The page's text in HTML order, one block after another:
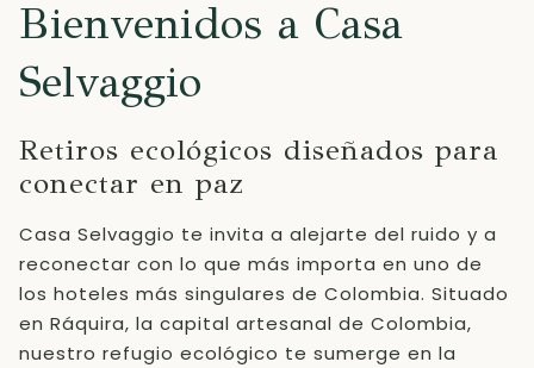
de
la
presentación
diapositivas
en
los
siguientes
se
actualizará
contenido
anterior
Bienvenidos a Casa
Selvaggio
Retiros ecológicos diseñados para
conectar en paz
Casa Selvaggio te invita a alejarte del ruido y a
reconectar con lo que más importa en uno de
los hoteles más singulares de Colombia. Situado
en Ráquira, la capital artesanal de Colombia,
nuestro refugio ecológico te sumerge en la